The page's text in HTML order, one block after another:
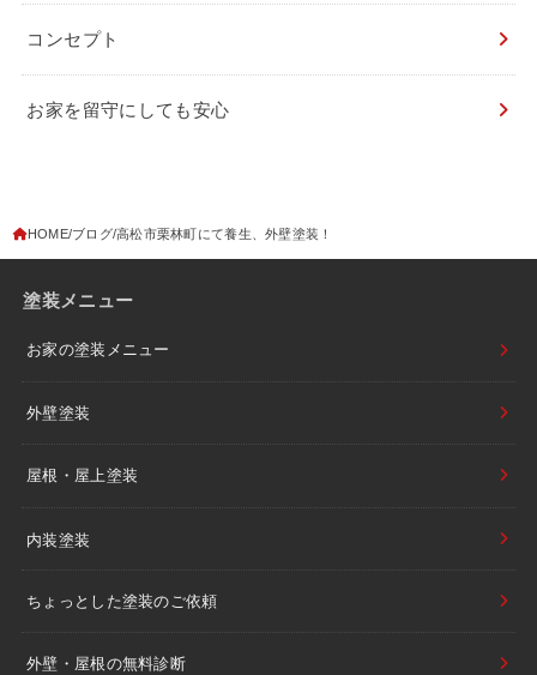
コンセプト
お家を留守にしても安心
HOME ブログ 高松市栗林町にて養生、外壁塗装！
塗装メニュー
お家の塗装メニュー
外壁塗装
屋根・屋上塗装
内装塗装
ちょっとした塗装のご依頼
外壁・屋根の無料診断